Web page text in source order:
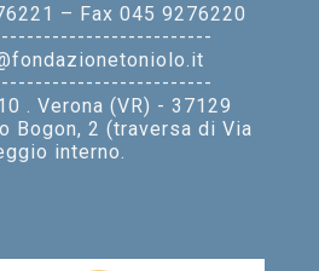
– Fax 045 9276220
. Verona (VR) - 37129
Bogon, 2 (traversa di Via
interno.